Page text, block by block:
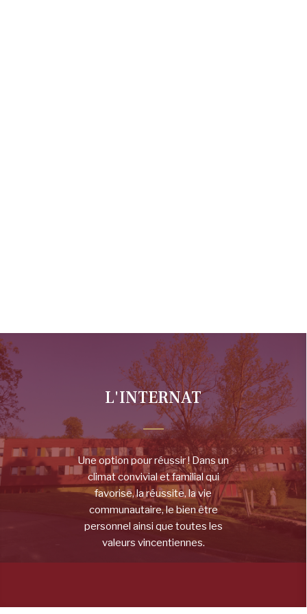
L'INTERNAT
Une option pour réussir ! Dans un
climat convivial et familial qui
favorise, la réussite, la vie
communautaire, le bien être
personnel ainsi que toutes les
valeurs vincentiennes.